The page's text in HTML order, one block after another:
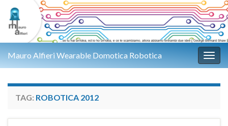
Mauro Alfieri Wearable Domotica Robotica
TAG: ROBOTICA 2012